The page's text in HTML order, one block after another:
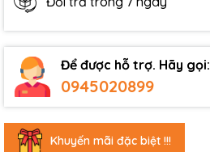
Để được hỗ trợ. Hãy gọi:
0945020899
Khuyến mãi đặc biệt !!!